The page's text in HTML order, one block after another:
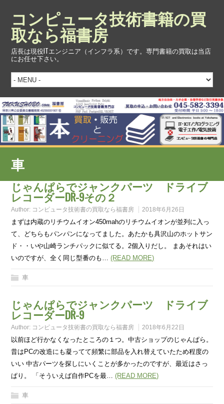
コンピュータ技術書籍の買
取なら福書房
店長は現役ITエンジニア（インフラ系）です。専門書籍の買取は当店
にお任せ下さい。
車
じゃんぱらでジャンクパーツ ドライブ
レコーダーDR-9その２
Author: コンピュータ技術書の買取なら福書房 2018年6月26日
まずは内蔵のリチウムイオン450mahのリチウムイオンが並列に入っ
て、どちらもパンパンになってました。あたかも具沢山のホットサン
ド・・いや山崎ランチパックに似てる。2個入りだし。 まあそれはい
いのですが、全く同じ型番のも…(READ MORE)
車
じゃんぱらでジャンクパーツ ドライブ
レコーダーDR-9
Author: コンピュータ技術書の買取なら福書房 2018年6月22日
以前ほど行かなくなったところの１つ。中古ショップのじゃんぱら。
昔はPCの改造にも凝ってて頻繁に部品を入れ替えていたため程度の
いい 中古パーツを探しにいくことが多かったのですが、最近はさっ
ぱり。 「そういえば自作PCを最…(READ MORE)
車